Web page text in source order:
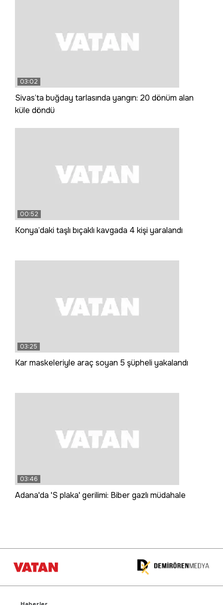
03:02
Sivas’ta buğday tarlasında yangın: 20 dönüm alan
küle döndü
00:52
Konya’daki taşlı bıçaklı kavgada 4 kişi yaralandı
03:25
Kar maskeleriyle araç soyan 5 şüpheli yakalandı
03:46
Adana'da 'S plaka' gerilimi: Biber gazlı müdahale